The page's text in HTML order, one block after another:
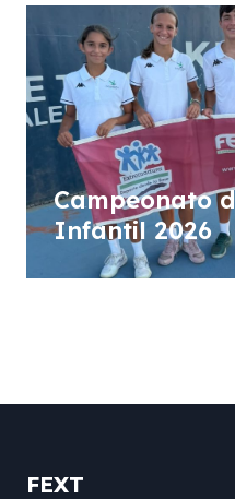
Campeonato
Infantil 2026
FEXT